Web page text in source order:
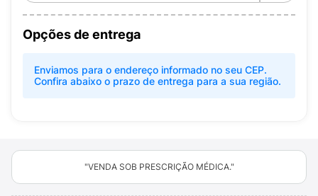
Opções de entrega
Enviamos para o endereço informado no seu CEP.
Confira abaixo o prazo de entrega para a sua região.
"VENDA SOB PRESCRIÇÃO MÉDICA."